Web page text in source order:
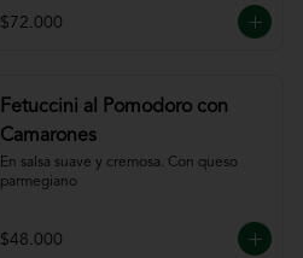
$72.000
Fetuccini al Pomodoro con
Camarones
En salsa suave y cremosa. Con queso
parmegiano
$48.000